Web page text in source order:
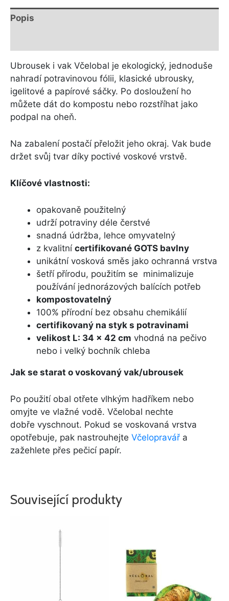
Popis
Ubrousek i vak Včelobal je ekologický, jednoduše
nahradí potravinovou fólii, klasické ubrousky,
igelitové a papírové sáčky. Po dosloužení ho
můžete dát do kompostu nebo rozstříhat jako
podpal na oheň.
Na zabalení postačí přeložit jeho okraj. Vak bude
držet svůj tvar díky poctivé voskové vrstvě.
Klíčové vlastnosti:
opakovaně použitelný
udrží potraviny déle čerstvé
snadná údržba, lehce omyvatelný
z kvalitní certifikované GOTS bavlny
unikátní vosková směs jako ochranná vrstva
šetří přírodu, použitím se minimalizuje
používání jednorázových balících potřeb
kompostovatelný
100% přírodní bez obsahu chemikálií
certifikovaný na styk s potravinami
velikost L: 34 x 42 cm vhodná na pečivo
nebo i velký bochník chleba
Jak se starat o voskovaný vak/ubrousek
Po použití obal otřete vlhkým hadříkem nebo
omyjte ve vlažné vodě. Včelobal nechte
dobře vyschnout. Pokud se voskovaná vrstva
opotřebuje, pak nastrouhejte Včelopravář a
zažehlete přes pečicí papír.
Související produkty